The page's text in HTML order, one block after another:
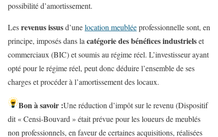
possibilité d’amortissement.
Lesrevenus issusd’unelocation meubléeprofessionnelle sont, en
principe, imposés dans la catégorie des bénéfices industrielset
commerciaux (BIC) et soumis au régime réel. L’investisseur ayant
opté pour le régime réel, peut donc déduire l’ensemble de ses
charges et procéder à l’amortissement des locaux.
Bon à savoir :Une réduction d’impôt sur le revenu (Dispositif
dit « Censi-Bouvard » était prévue pour les loueurs de meublés
non professionnels, en faveur de certaines acquisitions, réalisées